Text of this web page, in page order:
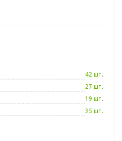
42 шт.
27 шт.
19 шт.
35 шт.